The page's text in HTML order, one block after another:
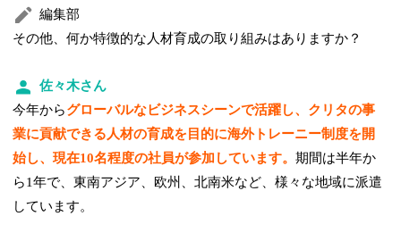
編集部
その他、何か特徴的な人材育成の取り組みはありますか？
佐々木さん
今年からグローバルなビジネスシーンで活躍し、クリタの事
業に貢献できる人材の育成を目的に海外トレーニー制度を開
始し、現在10名程度の社員が参加しています。期間は半年か
ら1年で、東南アジア、欧州、北南米など、様々な地域に派遣
しています。